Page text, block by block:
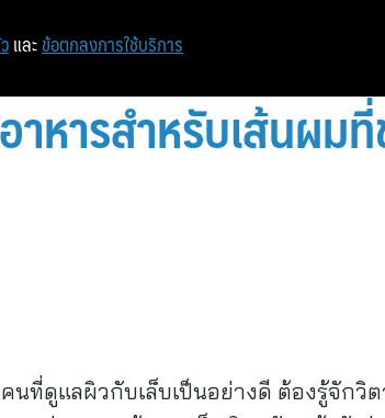
าหารสำหรับเส้นผม
ที่ดูแลผิวกับเล็บเป็นอย่างดี ต้องรู้จักวิต
และ ข้อตกลงการใช้บริการ